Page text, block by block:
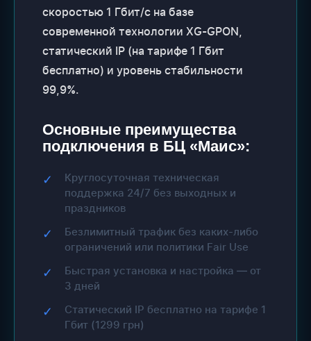
скоростью 1 Гбит/с на базе
современной технологии XG-GPON,
статический IP (на тарифе 1 Гбит
бесплатно) и уровень стабильности
99,9%.
Основные преимущества
подключения в БЦ «Маис»:
✓
Круглосуточная техническая
поддержка 24/7 без выходных и
праздников
✓
Безлимитный трафик без каких-либо
ограничений или политики Fair Use
✓
Быстрая установка и настройка — от
3 дней
✓
Статический IP бесплатно на тарифе 1
Гбит (1299 грн)